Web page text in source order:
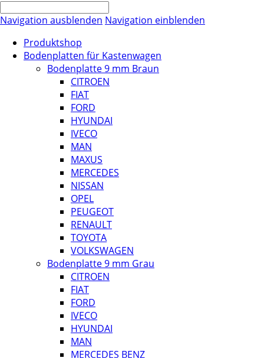
Navigation ausblenden Navigation einblenden
Produktshop
Bodenplatten für Kastenwagen
Bodenplatte 9 mm Braun
CITROEN
FIAT
FORD
HYUNDAI
IVECO
MAN
MAXUS
MERCEDES
NISSAN
OPEL
PEUGEOT
RENAULT
TOYOTA
VOLKSWAGEN
Bodenplatte 9 mm Grau
CITROEN
FIAT
FORD
IVECO
HYUNDAI
MAN
MERCEDES BENZ